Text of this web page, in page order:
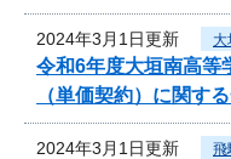
2024年3月1日更新 大
令和6年度大垣南高等
（単価契約）に関す
2024年3月1日更新 飛